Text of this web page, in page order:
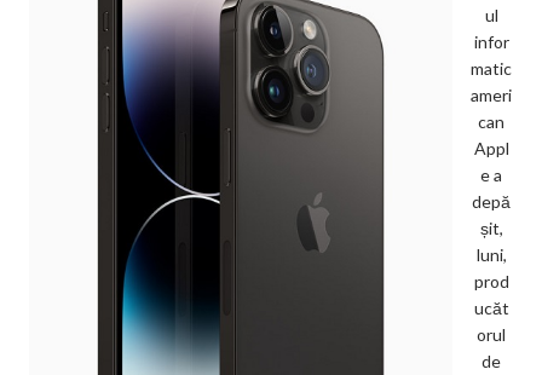
ul
infor
matic
ameri
can
Appl
e a
depă
șit,
luni,
prod
ucăt
orul
de